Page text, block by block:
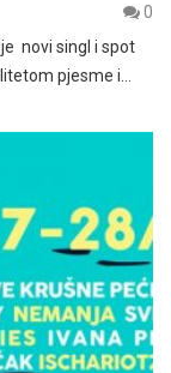
0
novi singl i spot
pjesme i…